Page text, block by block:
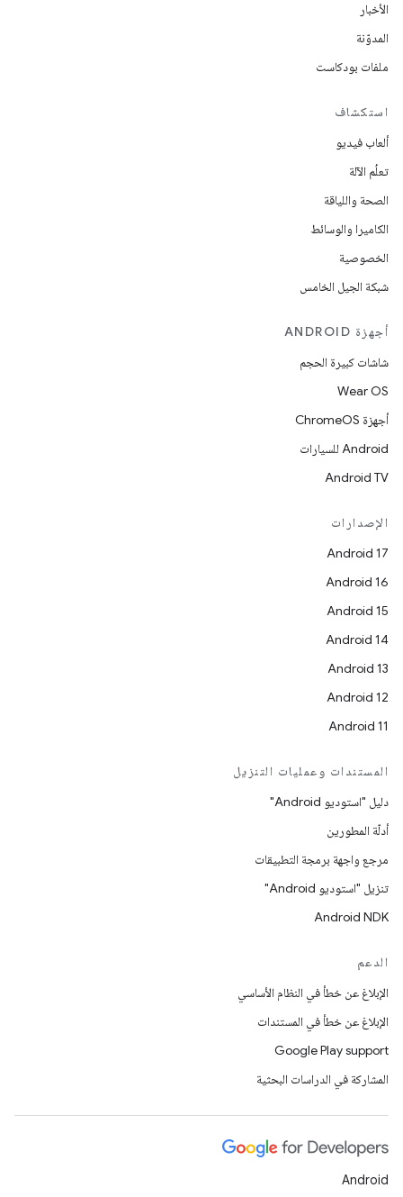
الأخبار
المدوّنة
ملفات بودكاست
استكشاف
ألعاب فيديو
تعلُم الآلة
الصحة واللياقة
الكاميرا والوسائط
الخصوصية
شبكة الجيل الخامس
أجهزة ANDROID
شاشات كبيرة الحجم
Wear OS
أجهزة ChromeOS
Android للسيارات
Android TV
الإصدارات
Android 17
Android 16
Android 15
Android 14
Android 13
Android 12
Android 11
المستندات وعمليات التنزيل
دليل "استوديو Android"
أدلّة المطورين
مرجع واجهة برمجة التطبيقات
تنزيل "استوديو Android"
Android NDK
الدعم
الإبلاغ عن خطأ في النظام الأساسي
الإبلاغ عن خطأ في المستندات
Google Play support
المشاركة في الدراسات البحثية
Android